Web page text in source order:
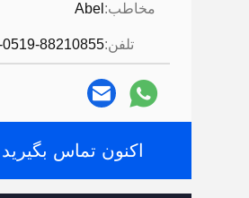
مخاطب: Abel
تلفن:
اکنون تماس بگیرید